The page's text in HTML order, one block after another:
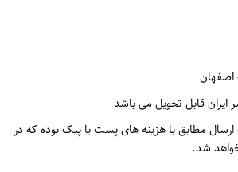
اصفهان
ایران قابل تحویل می باشد
ارسال مطابق با هزینه های پست یا پیک بوده که در
شد.